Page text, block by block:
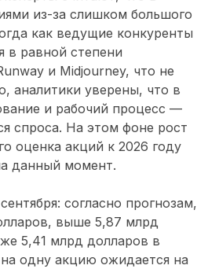
из-за слишком большого
как ведущие конкуренты
в равной степени
и Midjourney, что не
аналитики уверены, что в
и рабочий процесс —
спроса. На этом фоне рост
оценка акций к 2026 году
данный момент.
согласно прогнозам,
выше 5,87 млрд
5,41 млрд долларов в
одну акцию ожидается на